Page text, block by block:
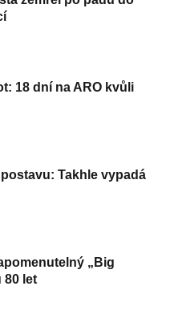
18 dní na ARO kvůli
Takhle vypadá
„Big
80 let